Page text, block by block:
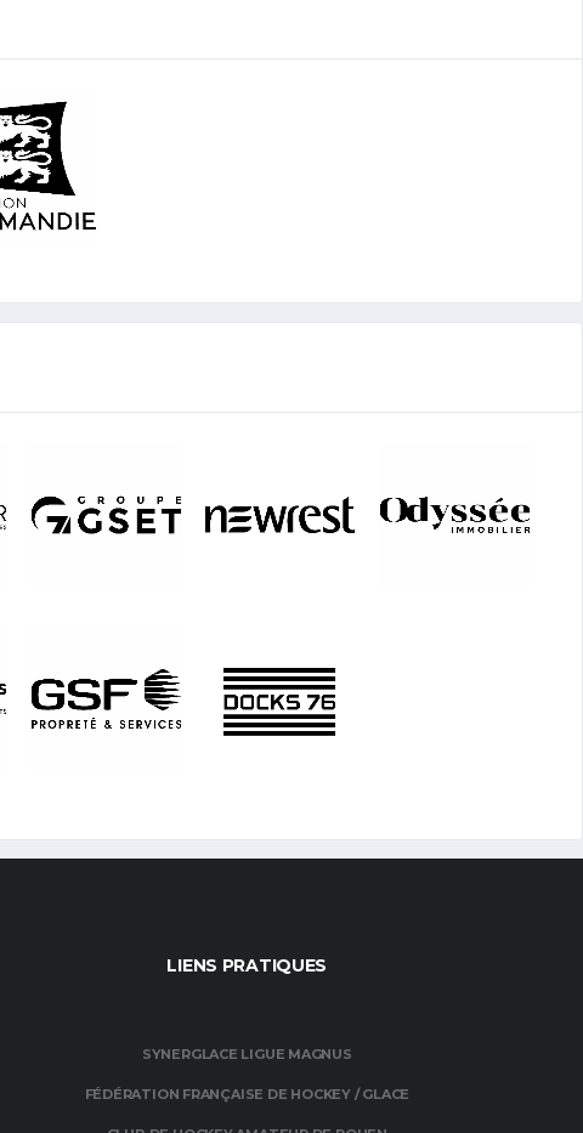
LIENS PRATIQUES
SYNERGLACE LIGUE MAGNUS
FÉDÉRATION FRANÇAISE DE HOCKEY / GLACE